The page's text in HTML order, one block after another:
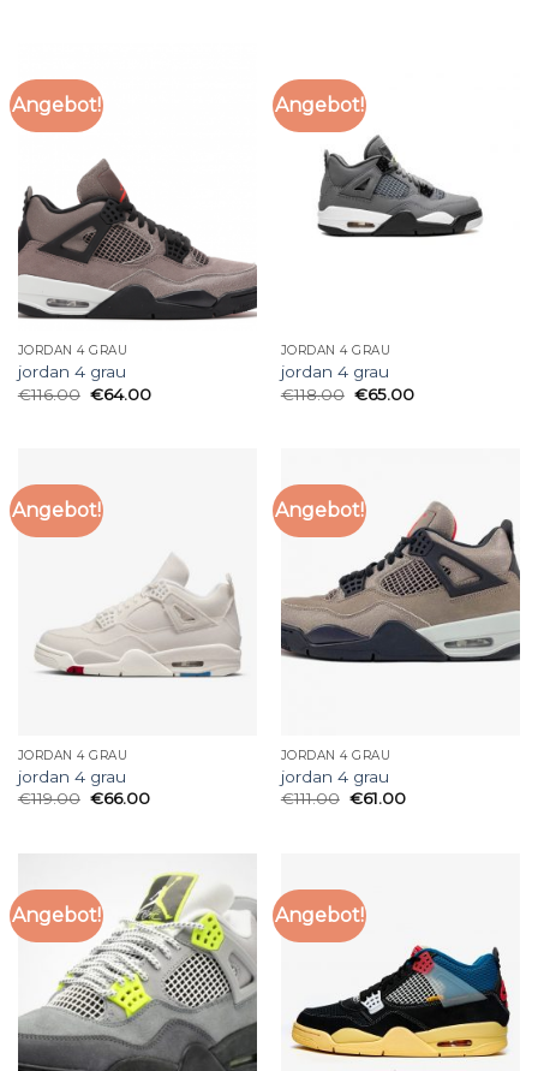
Angebot!
JORDAN 4 GRAU
jordan 4 grau
€116.00 €64.00
Angebot!
JORDAN 4 GRAU
jordan 4 grau
€118.00 €65.00
Angebot!
JORDAN 4 GRAU
jordan 4 grau
€119.00 €66.00
Angebot!
JORDAN 4 GRAU
jordan 4 grau
€111.00 €61.00
Angebot! Angebot!